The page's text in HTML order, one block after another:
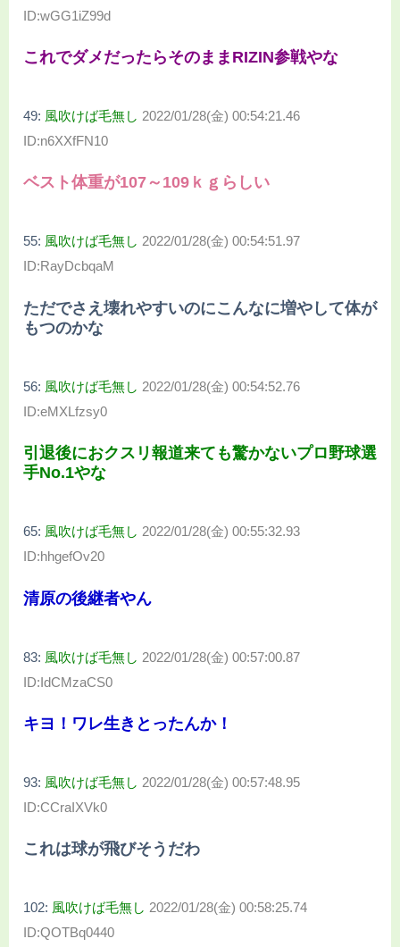
ID:wGG1iZ99d
これでダメだったらそのままRIZIN参戦やな
49: 風吹けば毛無し 2022/01/28(金) 00:54:21.46
ID:n6XXfFN10
ベスト体重が107～109ｋｇらしい
55: 風吹けば毛無し 2022/01/28(金) 00:54:51.97
ID:RayDcbqaM
ただでさえ壊れやすいのにこんなに増やして体が
もつのかな
56: 風吹けば毛無し 2022/01/28(金) 00:54:52.76
ID:eMXLfzsy0
引退後におクスリ報道来ても驚かないプロ野球選
手No.1やな
65: 風吹けば毛無し 2022/01/28(金) 00:55:32.93
ID:hhgefOv20
清原の後継者やん
83: 風吹けば毛無し 2022/01/28(金) 00:57:00.87
ID:IdCMzaCS0
キヨ！ワレ生きとったんか！
93: 風吹けば毛無し 2022/01/28(金) 00:57:48.95
ID:CCraIXVk0
これは球が飛びそうだわ
102: 風吹けば毛無し 2022/01/28(金) 00:58:25.74
ID:QOTBq0440